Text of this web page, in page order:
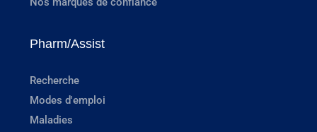
Pharm/Assist
Recherche
Modes d'emploi
Maladies